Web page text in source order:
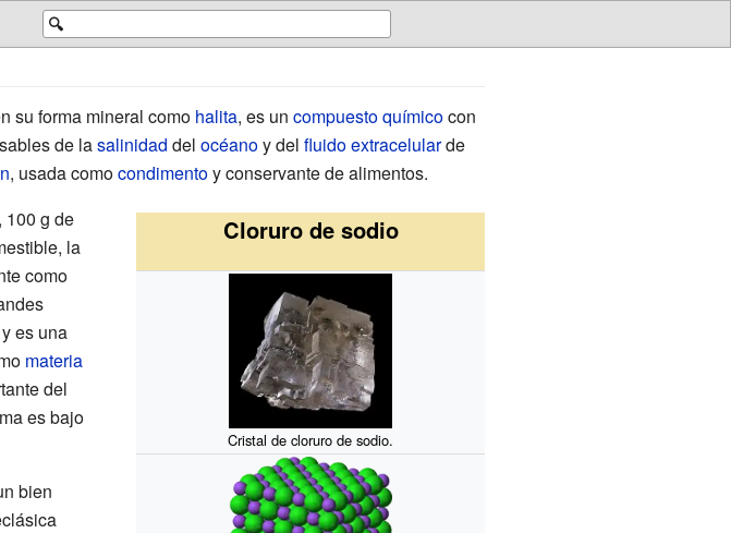
🔍
su forma mineral como halita, es un compuesto químicocon
de lasalinidad del océanoy del fluido extracelularde
, usada comocondimentoy conservante de alimentos.
Cloruro de sodio
Cristal de cloruro de sodio.
100 g de
la
como
es una
materia
del
es bajo
bien